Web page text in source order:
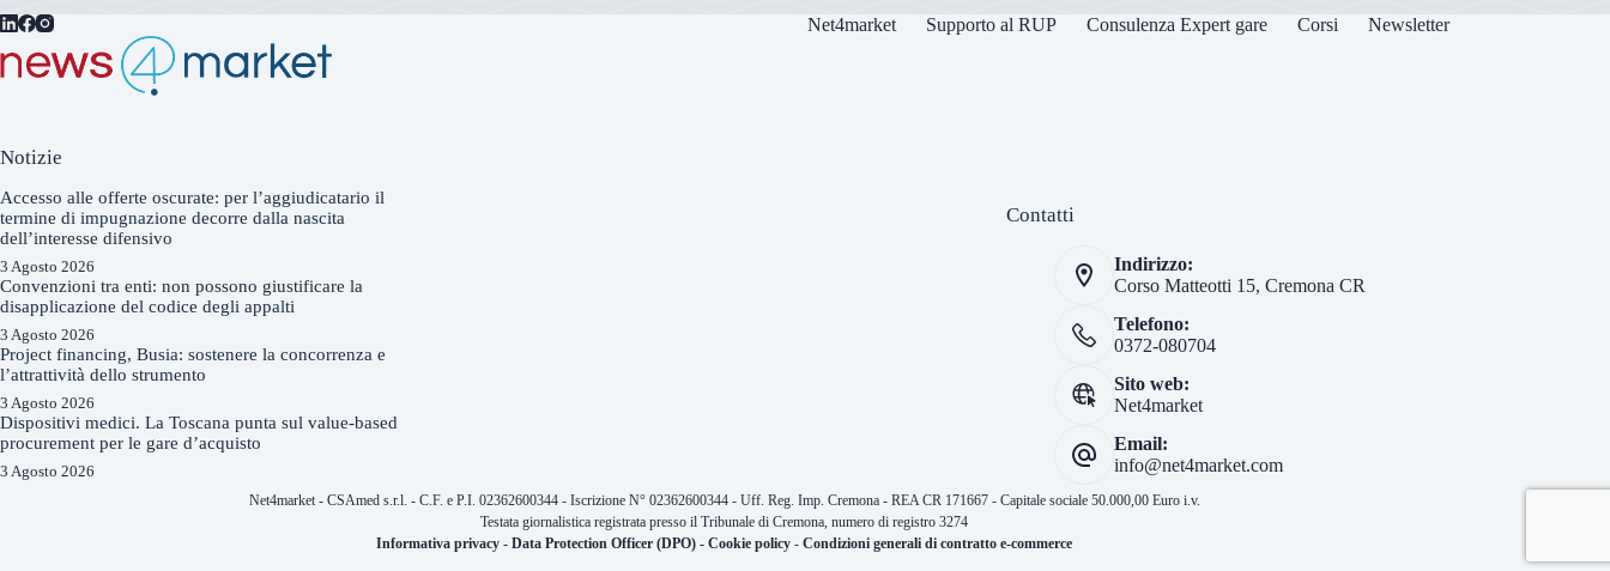
Net4market Supporto al RUP Consulenza Expert gare Corsi Newsletter
Notizie
Accesso alle offerte oscurate: per l’aggiudicatario il
termine di impugnazione decorre dalla nascita
dell’interesse difensivo
3 Agosto 2026
Convenzioni tra enti: non possono giustificare la
disapplicazione del codice degli appalti
3 Agosto 2026
Project financing, Busia: sostenere la concorrenza e
l’attrattività dello strumento
3 Agosto 2026
Dispositivi medici. La Toscana punta sul value-based
procurement per le gare d’acquisto
3 Agosto 2026
Contatti
Indirizzo:
Corso Matteotti 15, Cremona CR
Telefono:
0372-080704
Sito web:
Net4market
Email:
info@net4market.com
Net4market - CSAmed s.r.l. - C.F. e P.I. 02362600344 - Iscrizione N° 02362600344 - Uff. Reg. Imp. Cremona - REA CR 171667 - Capitale sociale 50.000,00 Euro i.v.
Testata giornalistica registrata presso il Tribunale di Cremona, numero di registro 3274
Informativa privacy -Data Protection Officer (DPO) -Cookie policy -Condizioni generali di contratto e-commerce